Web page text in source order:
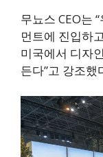
무뇨스 CEO는
먼트에 진입하
미국에서 디자
든다”고 강조했